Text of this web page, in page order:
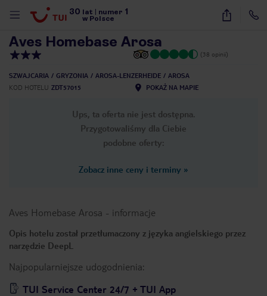
30 lat numer 1
w Polsce
12
Aves Homebase Arosa
(38 opinii)
SZWAJCARIA GRYZONIA AROSA-LENZERHEIDE
AROSA
KOD HOTELU ZDT57015 POKAŻ NA MAPIE
Ups, ta oferta nie jest dostępna.
Przygotowaliśmy dla Ciebie
podobne oferty:
Zobacz inne ceny i terminy »
Aves Homebase Arosa - informacje
Opis hotelu został przetłumaczony z języka angielskiego przez
narzędzie DeepL
Najpopularniejsze udogodnienia:
TUI Service Center 24/7 + TUI App